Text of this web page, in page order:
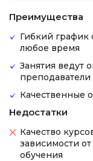
Преимущества
Гибкий график
любое время
Занятия ведут
преподаватели
Качественные
Недостатки
Качество
зависимости
обучения